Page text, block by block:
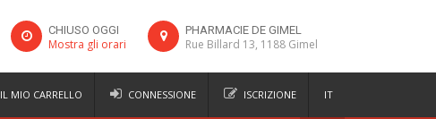
CHIUSO OGGI
Mostra gli orari
PHARMACIE DE GIMEL
Rue Billard 13, 1188 Gimel
IL MIO CARRELLO CONNESSIONE ISCRIZIONE IT